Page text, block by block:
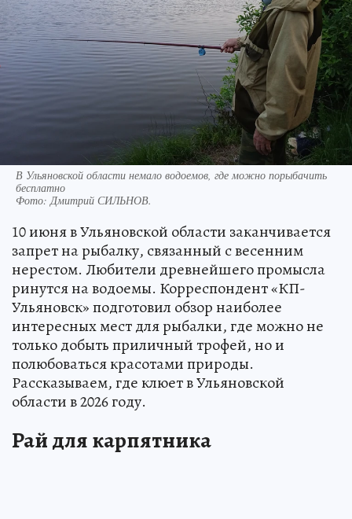
В Ульяновской области немало водоемов, где можно порыбачить
бесплатно
Фото:Дмитрий СИЛЬНОВ.
10 июня в Ульяновской области заканчивается
запрет на рыбалку, связанный с весенним
нерестом. Любители древнейшего промысла
ринутся на водоемы. Корреспондент «КП-
Ульяновск» подготовил обзор наиболее
интересных мест для рыбалки, где можно не
только добыть приличный трофей, но и
полюбоваться красотами природы.
Рассказываем, где клюет в Ульяновской
области в 2026 году.
Рай для карпятника